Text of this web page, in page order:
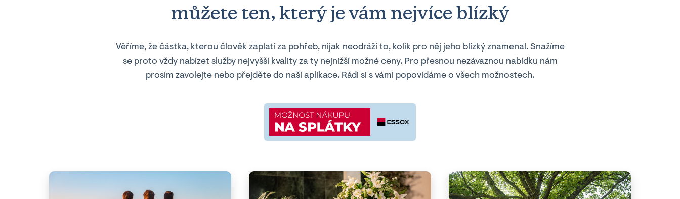
můžete ten, který je vám nejvíce blízký
Věříme, že částka, kterou člověk zaplatí za pohřeb, nijak neodráží to, kolik pro něj jeho blízký znamenal. Snažíme
se proto vždy nabízet služby nejvyšší kvality za ty nejnižší možné ceny. Pro přesnou nezávaznou nabídku nám
prosím zavolejte nebo přejděte do naší aplikace. Rádi si s vámi popovídáme o všech možnostech.